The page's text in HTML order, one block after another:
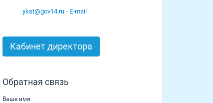
ykst@gov14.ru - E-mail
Кабинет директора
Обратная связь
Ваше имя